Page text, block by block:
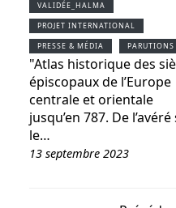
VALIDÉE_HALMA
PROJET INTERNATIONAL
PRESSE & MÉDIA PARUTIONS
"Atlas historique des
épiscopaux de l’Europe
centrale et orientale
jusqu’en 787. De
le…
13 septembre 2023